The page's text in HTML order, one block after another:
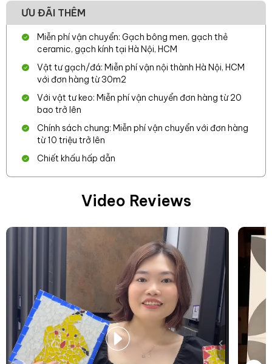
ƯU ĐÃI THÊM
Miễn phí vận chuyển: Gạch bông men, gạch thẻ
ceramic, gạch kính tại Hà Nội, HCM
Vật tư gạch/đá: Miễn phí vận nội thành Hà Nội, HCM
với đơn hàng từ 30m2
Với vật tư keo: Miễn phí vận chuyển đơn hàng từ 20
bao trở lên
Chính sách chung: Miễn phí vận chuyển với đơn hàng
từ 10 triệu trở lên
Chiết khấu hấp dẫn
Video Reviews